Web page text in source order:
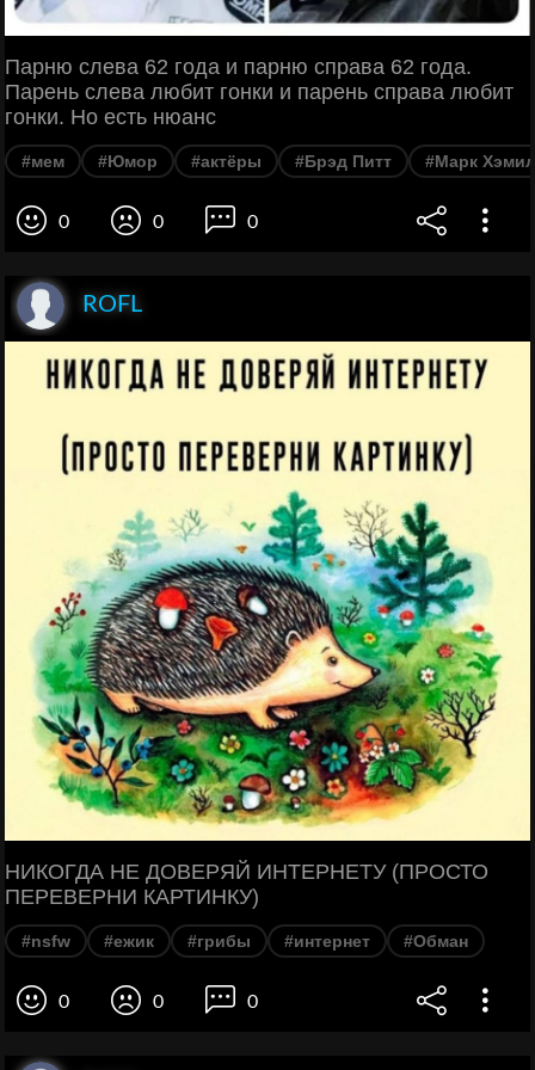
Парню слева 62 года и парню справа 62 года.
Парень слева любит гонки и парень справа любит
гонки. Но есть нюанс
#мем #Юмор #актёры #Брэд Питт #Марк
0 0 0
ROFL
НИКОГДА НЕ ДОВЕРЯЙ ИНТЕРНЕТУ (ПРОСТО
ПЕРЕВЕРНИ КАРТИНКУ)
#nsfw #ежик #грибы #интернет #Обман
0 0 0